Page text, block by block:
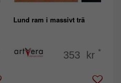
Lund ram i massivt trä
353 kr *